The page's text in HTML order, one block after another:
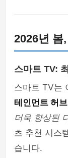
2026년 봄
스마트 TV:
스마트 TV는
테인먼트 허브
더욱 향상된
츠 추천 시스
습니다.